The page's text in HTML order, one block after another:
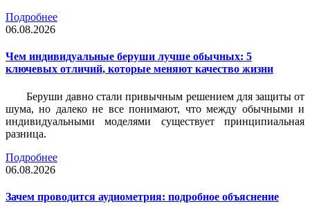
Подробнее
06.08.2026
Чем индивидуальные беруши лучше обычных: 5
ключевых отличий, которые меняют качество жизни
Беруши давно стали привычным решением для защиты от
шума, но далеко не все понимают, что между обычными и
индивидуальными моделями существует принципиальная
разница.
Подробнее
06.08.2026
Зачем проводится аудиометрия: подробное объяснение